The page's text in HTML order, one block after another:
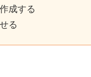
成する
る